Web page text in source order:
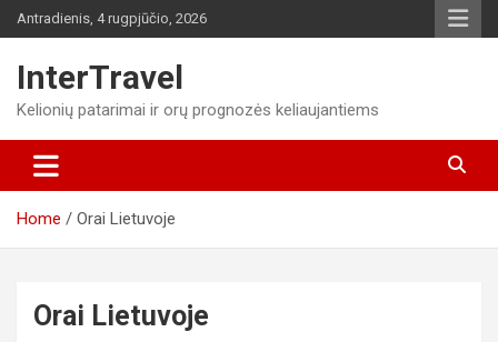
Skip
to
Antradienis, 4 rugpjūčio, 2026
InterTravel
Kelionių patarimai ir orų prognozės keliaujantiems
Home Orai Lietuvoje
Orai Lietuvoje